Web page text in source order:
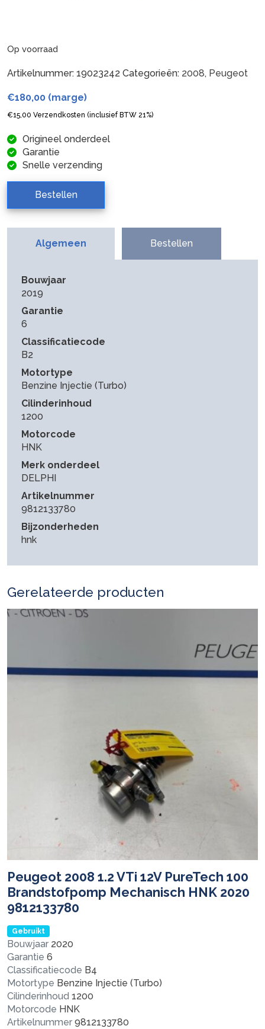
Op voorraad
Artikelnummer: 19023242 Categorieën: 2008, Peugeot
€180,00 (marge)
€15,00 Verzendkosten (inclusief BTW 21%)
Origineel onderdeel
Garantie
Snelle verzending
Bestellen
Algemeen Bestellen
Bouwjaar
2019
Garantie
6
Classificatiecode
B2
Motortype
Benzine Injectie (Turbo)
Cilinderinhoud
1200
Motorcode
HNK
Merk onderdeel
DELPHI
Artikelnummer
9812133780
Bijzonderheden
hnk
Gerelateerde producten
Peugeot 2008 1.2 VTi 12V PureTech 100
Brandstofpomp Mechanisch HNK 2020
9812133780
Gebruikt
Bouwjaar 2020
Garantie 6
Classificatiecode B4
Motortype Benzine Injectie (Turbo)
Cilinderinhoud 1200
Motorcode HNK
Artikelnummer 9812133780